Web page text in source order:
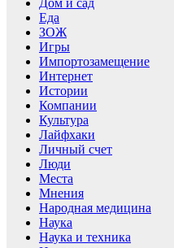
Еда
ЗОЖ
Игры
Импортозамещение
Интернет
Истории
Компании
Культура
Лайфхаки
Личный счет
Люди
Места
Мнения
Народная медицина
Наука
Наука и техника